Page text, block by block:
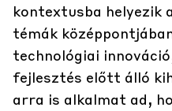
kontextusba helyezik
témák
technológiai
fejlesztés előtt álló
arra is alkalmat ad,